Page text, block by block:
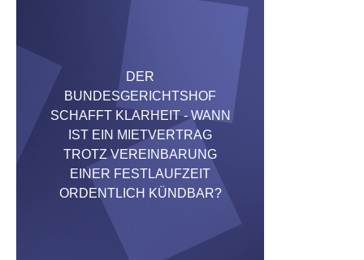
DER
BUNDESGERICHTSHOF
SCHAFFT KLARHEIT - WANN
IST EIN MIETVERTRAG
TROTZ VEREINBARUNG
EINER FESTLAUFZEIT
ORDENTLICH KÜNDBAR?